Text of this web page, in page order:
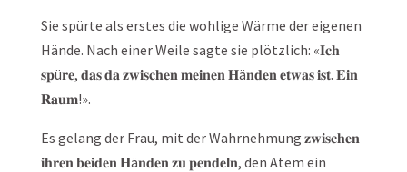
Sie spürte als erstes die wohlige Wärme der eigenen
Hände. Nach einer Weile sagte sie plötzlich: «𝐈𝐜𝐡
𝐬𝐩ü𝐫𝐞, 𝐝𝐚𝐬 𝐝𝐚 𝐳𝐰𝐢𝐬𝐜𝐡𝐞𝐧 𝐦𝐞𝐢𝐧𝐞𝐧 𝐇ä𝐧𝐝𝐞𝐧 𝐞𝐭𝐰𝐚𝐬 𝐢𝐬𝐭. 𝐄𝐢𝐧
𝐑𝐚𝐮𝐦!».
Es gelang der Frau, mit der Wahrnehmung 𝐳𝐰𝐢𝐬𝐜𝐡𝐞𝐧
𝐢𝐡𝐫𝐞𝐧 𝐛𝐞𝐢𝐝𝐞𝐧 𝐇ä𝐧𝐝𝐞𝐧 𝐳𝐮 𝐩𝐞𝐧𝐝𝐞𝐥𝐧, den Atem ein